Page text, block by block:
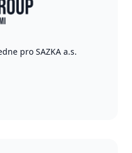
pro SAZKA a.s.